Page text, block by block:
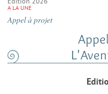
A LA UNE
Appel à projet